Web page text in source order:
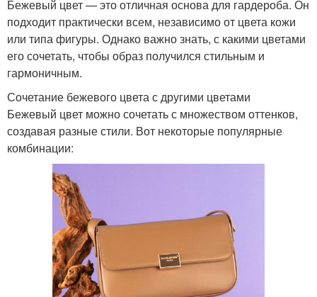
Бежевый цвет — это отличная основа для гардероба. Он
подходит практически всем, независимо от цвета кожи
или типа фигуры. Однако важно знать, с какими цветами
его сочетать, чтобы образ получился стильным и
гармоничным.
Сочетание бежевого цвета с другими цветами
Бежевый цвет можно сочетать с множеством оттенков,
создавая разные стили. Вот некоторые популярные
комбинации: